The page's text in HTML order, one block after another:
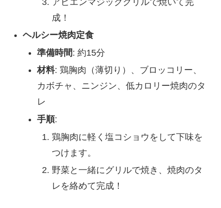
成！
ヘルシー焼肉定食
準備時間: 約15分
材料: 鶏胸肉（薄切り）、ブロッコリー、
カボチャ、ニンジン、低カロリー焼肉のタ
レ
手順:
鶏胸肉に軽く塩コショウをして下味を
つけます。
野菜と一緒にグリルで焼き、焼肉のタ
レを絡めて完成！